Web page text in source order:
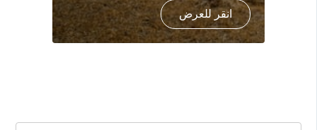
انقر للعرض